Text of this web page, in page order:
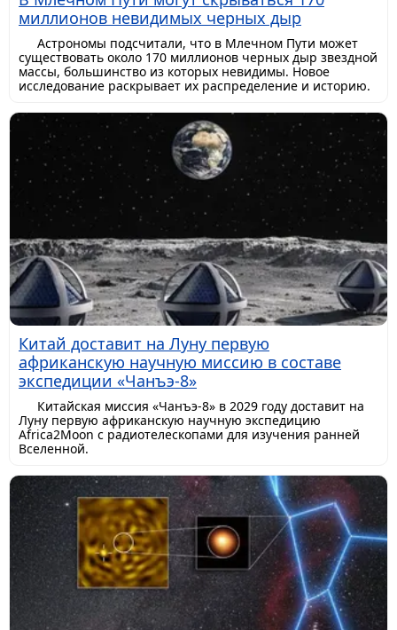
миллионов невидимых черных дыр
Астрономы подсчитали, что в Млечном Пути может
существовать около 170 миллионов черных дыр звездной
массы, большинство из которых невидимы. Новое
исследование раскрывает их распределение и историю.
Китай доставит на Луну первую
африканскую научную миссию в составе
экспедиции «Чанъэ-8»
Китайская миссия «Чанъэ-8» в 2029 году доставит на
Луну первую африканскую научную экспедицию
Africa2Moon с радиотелескопами для изучения ранней
Вселенной.